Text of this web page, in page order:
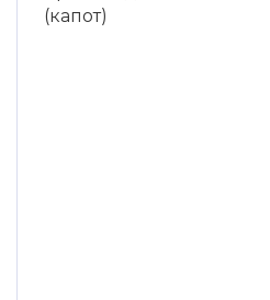
(капот)